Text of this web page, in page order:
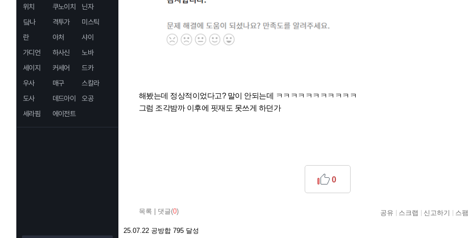
위치
쿠노이치
닌자
닼나
격투가
미스틱
란
아처
샤이
가디언
하사신
노바
세이지
커세어
드카
우사
매구
스칼라
도사
데드아이
오공
세라핌
에이전트
해봤는데 정상적이었다고? 말이 안되는데 ㅋㅋㅋㅋㅋㅋㅋㅋㅋㅋㅋ
그럼 조각밤까 이후에 핏재도 못쓰게 하던가
목록 댓글(0)
0
공유 스크랩 신고하기 스
25.07.22 공방합 795 달성